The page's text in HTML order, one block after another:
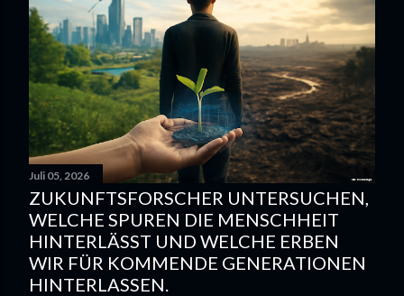
Juli 05, 2026
ZUKUNFTSFORSCHER UNTERSUCHEN,
WELCHE SPUREN DIE MENSCHHEIT
HINTERLÄSST UND WELCHE ERBEN
WIR FÜR KOMMENDE GENERATIONEN
HINTERLASSEN.